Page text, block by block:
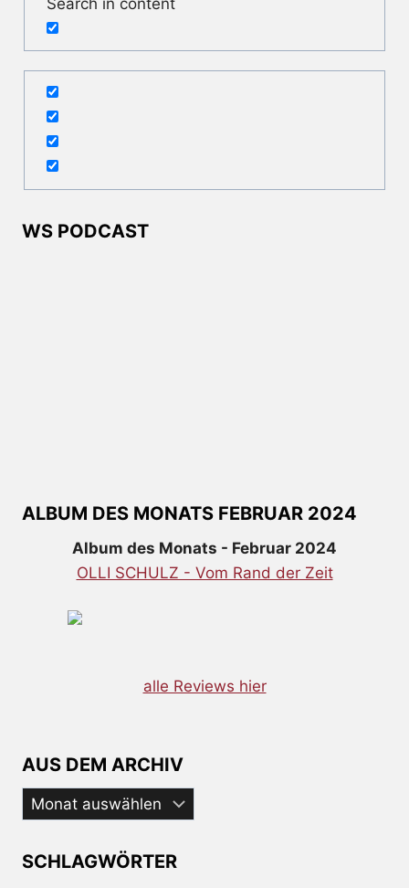
WS PODCAST
ALBUM DES MONATS FEBRUAR 2024
Album des Monats - Februar 2024
OLLI SCHULZ - Vom Rand der Zeit
alle Reviews hier
AUS DEM ARCHIV
Aus
dem
SCHLAGWÖRTER